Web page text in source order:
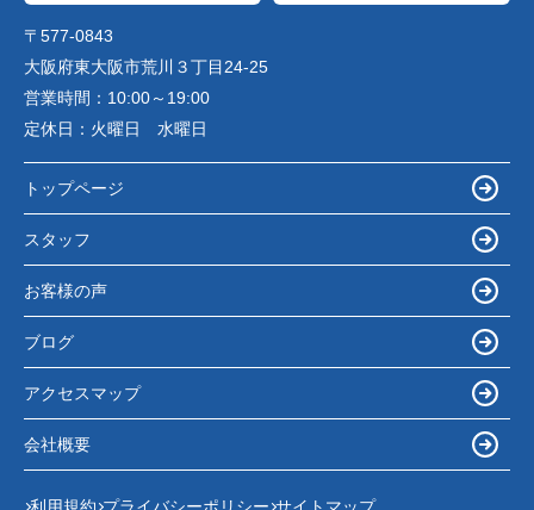
〒577-0843
大阪府東大阪市荒川３丁目24-25
営業時間： 10:00～19:00
定休日： 火曜日 水曜日
トップページ
スタッフ
お客様の声
ブログ
アクセスマップ
会社概要